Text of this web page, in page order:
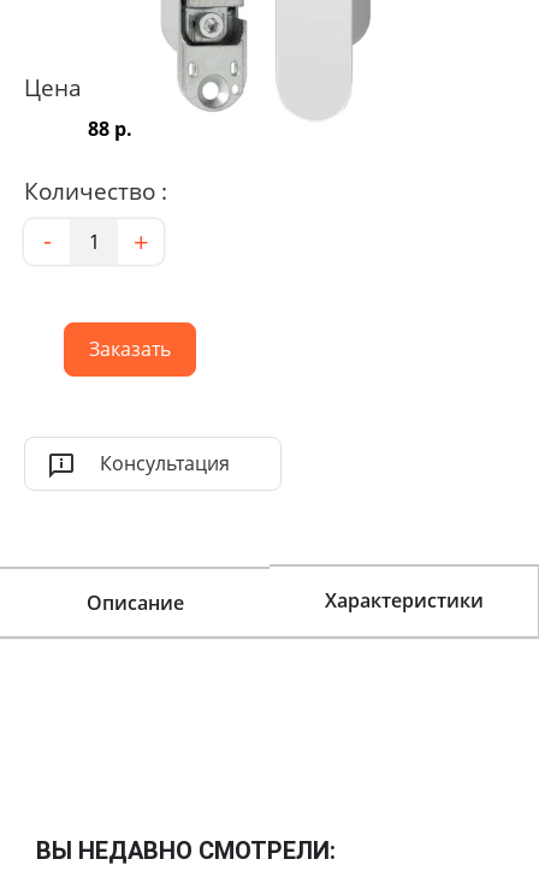
Цена
88 р.
Количество :
Количество
- +
Заказать
Консультация
Описание Характеристики
ВЫ НЕДАВНО СМОТРЕЛИ: